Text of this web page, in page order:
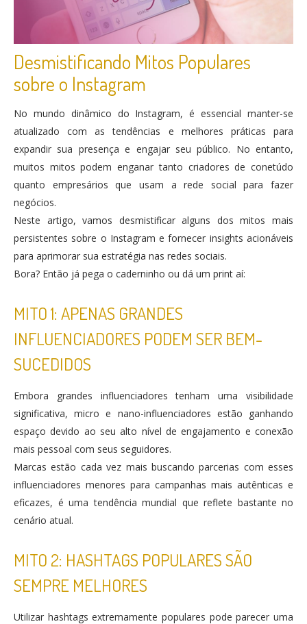
Desmistificando Mitos Populares
sobre o Instagram
No mundo dinâmico do Instagram, é essencial manter-se
atualizado com as tendências e melhores práticas para
expandir sua presença e engajar seu público. No entanto,
muitos mitos podem enganar tanto criadores de conetúdo
quanto empresários que usam a rede social para fazer
negócios.
Neste artigo, vamos desmistificar alguns dos mitos mais
persistentes sobre o Instagram e fornecer insights acionáveis
para aprimorar sua estratégia nas redes sociais.
Bora? Então já pega o caderninho ou dá um print aí:
MITO 1: APENAS GRANDES
INFLUENCIADORES PODEM SER BEM-
SUCEDIDOS
Embora grandes influenciadores tenham uma visibilidade
significativa, micro e nano-influenciadores estão ganhando
espaço devido ao seu alto nível de engajamento e conexão
mais pessoal com seus seguidores.
Marcas estão cada vez mais buscando parcerias com esses
influenciadores menores para campanhas mais autênticas e
eficazes​, é uma tendência mundial que reflete bastante no
cenário atual.
MITO 2: HASHTAGS POPULARES SÃO
SEMPRE MELHORES
Utilizar hashtags extremamente populares pode parecer uma